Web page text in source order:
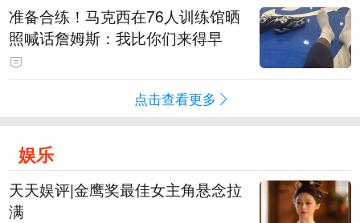
准备合练！马克西在76人训练馆晒
照喊话詹姆斯：我比你们来得早
点击查看更多
娱乐
天天娱评|金鹰奖最佳女主角悬念拉
满